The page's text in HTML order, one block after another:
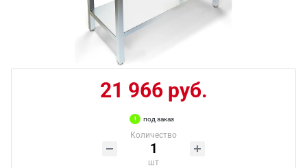
21 966 руб.
под заказ
Количество
шт